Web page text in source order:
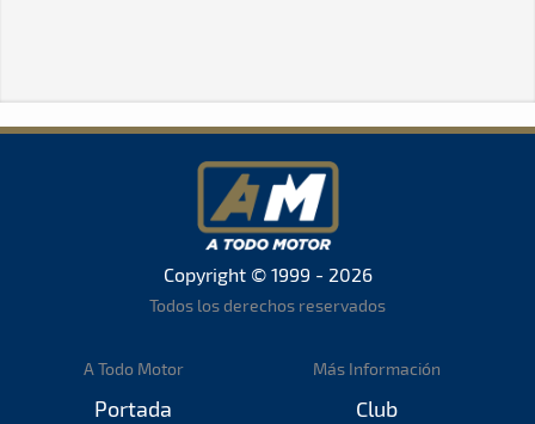
Copyright © 1999 - 2026
Todos los derechos reservados
A Todo Motor
Portada
Más Información
Club